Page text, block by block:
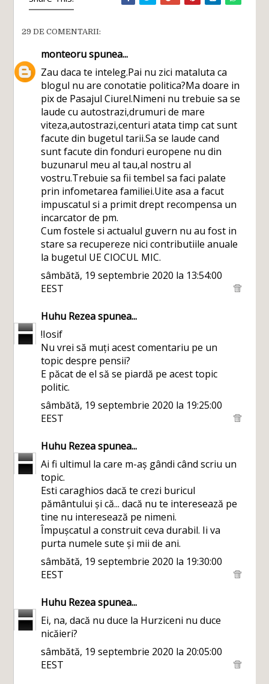
29 DE COMENTARII:
monteoruspunea...
Zau daca te inteleg.Pai nu zici mataluta ca
blogul nu are conotatie politica?Ma doare in
pix de Pasajul Ciurel.Nimeni nu trebuie sa se
laude cu autostrazi,drumuri de mare
viteza,autostrazi,centuri atata timp cat sunt
facute din bugetul tarii.Sa se laude cand
sunt facute din fonduri europene nu din
buzunarul meu al tau,al nostru al
vostru.Trebuie sa fii tembel sa faci palate
prin infometarea familiei.Uite asa a facut
impuscatul si a primit drept recompensa un
incarcator de pm.
Cum fostele si actualul guvern nu au fost in
stare sa recupereze nici contributiile anuale
la bugetul UE CIOCUL MIC.
sâmbătă, 19 septembrie 2020 la 13:54:00
EEST
Huhu Rezeaspunea...
!Iosif
Nu vrei să muți acest comentariu pe un
topic despre pensii?
E păcat de el să se piardă pe acest topic
politic.
sâmbătă, 19 septembrie 2020 la 19:25:00
EEST
Huhu Rezeaspunea...
Ai fi ultimul la care m-aș gândi când scriu un
topic.
Esti caraghios dacă te crezi buricul
pământului și că... dacă nu te interesează pe
tine nu interesează pe nimeni.
Împușcatul a construit ceva durabil. Ii va
purta numele sute și mii de ani.
sâmbătă, 19 septembrie 2020 la 19:30:00
EEST
Huhu Rezeaspunea...
Ei, na, dacă nu duce la Hurziceni nu duce
nicăieri?
sâmbătă, 19 septembrie 2020 la 20:05:00
EEST